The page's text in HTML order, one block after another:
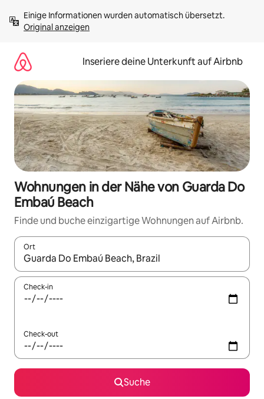
Inhalten
springenOriginal anzeigen
Inseriere deine Unterkunft auf Airbnb
Wohnungen in der Nähe von Guarda Do
Embaú Beach
Finde und buche einzigartige Wohnungen auf Airbnb.
Ort
Wenn Ergebnisse verfügbar sind, navigiere mit den
Check-in
Check-out
Suche